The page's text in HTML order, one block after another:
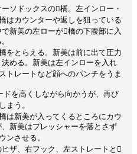
ソドックスの橋。左インロー・
はカウンターや返しを狙っている
新美の左ローが橋の下腹部に入
とらえる。新美は前に出て圧力
める。新美は左インローを入れ
トレートなど顔へのパンチをうま
を高くしながら向かうが、再び
まう。
新美が入ってくるところにカウ
新美はプレッシャーを落とさず
ンさせる。
ザ、右フック、左ストレートと